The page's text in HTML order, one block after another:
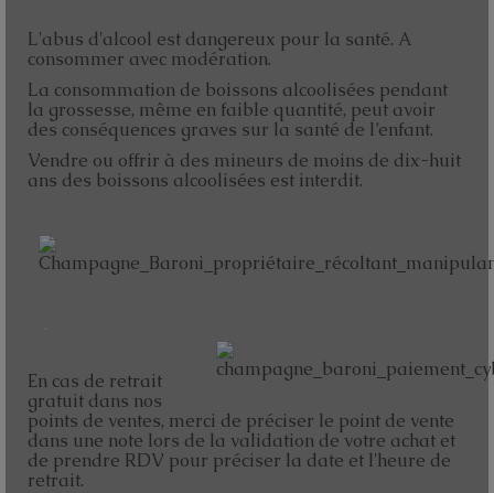
L'abus d'alcool est dangereux pour la santé. A
consommer avec modération.
La consommation de boissons alcoolisées pendant
la grossesse, même en faible quantité, peut avoir
des conséquences graves sur la santé de l’enfant.
Vendre ou offrir à des mineurs de moins de dix-huit
ans des boissons alcoolisées est interdit.
En cas de retrait
gratuit dans nos
points de ventes, merci de préciser le point de vente
dans une note lors de la validation de votre achat et
de prendre RDV pour préciser la date et l'heure de
retrait.